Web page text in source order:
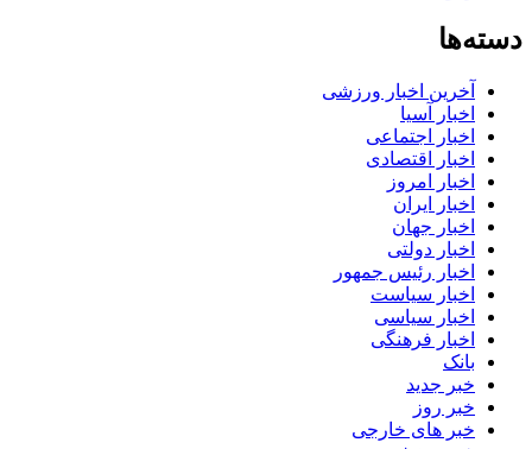
دسته‌ها
آخرین اخبار ورزشی
اخبار آسیا
اخبار اجتماعی
اخبار اقتصادی
اخبار امروز
اخبار ایران
اخبار جهان
اخبار دولتی
اخبار رئیس جمهور
اخبار سیاست
اخبار سیاسی
اخبار فرهنگی
بانک
خبر جدید
خبر روز
خبر های خارجی